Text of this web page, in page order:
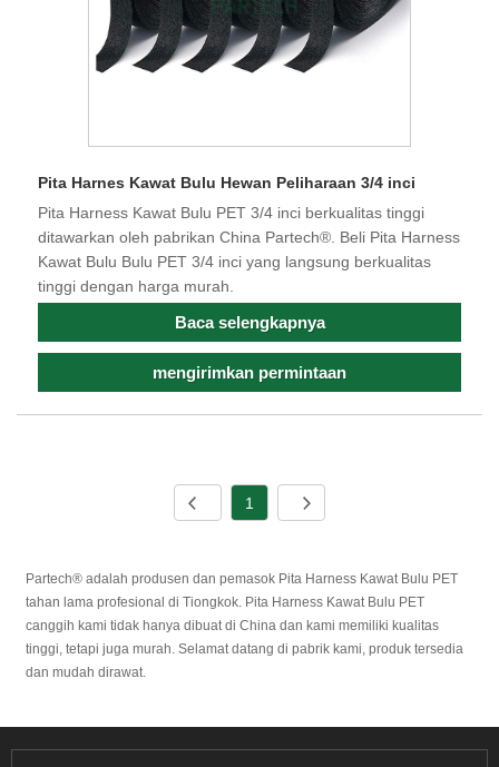
Pita Harnes Kawat Bulu Hewan Peliharaan 3/4 inci
Pita Harness Kawat Bulu PET 3/4 inci berkualitas tinggi
ditawarkan oleh pabrikan China Partech®. Beli Pita Harness
Kawat Bulu Bulu PET 3/4 inci yang langsung berkualitas
tinggi dengan harga murah.
Baca selengkapnya
mengirimkan permintaan
1
Partech® adalah produsen dan pemasok Pita Harness Kawat Bulu PET
tahan lama profesional di Tiongkok. Pita Harness Kawat Bulu PET
canggih kami tidak hanya dibuat di China dan kami memiliki kualitas
tinggi, tetapi juga murah. Selamat datang di pabrik kami, produk tersedia
dan mudah dirawat.